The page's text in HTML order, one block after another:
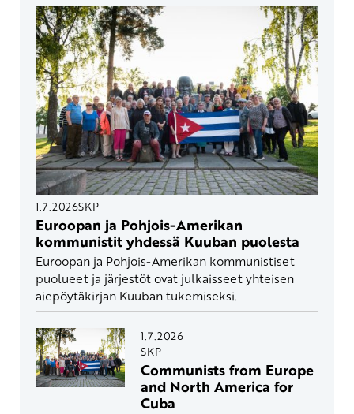
1.7.2026SKP
Euroopan ja Pohjois-Amerikan
kommunistit yhdessä Kuuban puolesta
Euroopan ja Pohjois-Amerikan kommunistiset
puolueet ja järjestöt ovat julkaisseet yhteisen
aiepöytäkirjan Kuuban tukemiseksi.
1.7.2026
SKP
Communists from Europe
and North America for
Cuba